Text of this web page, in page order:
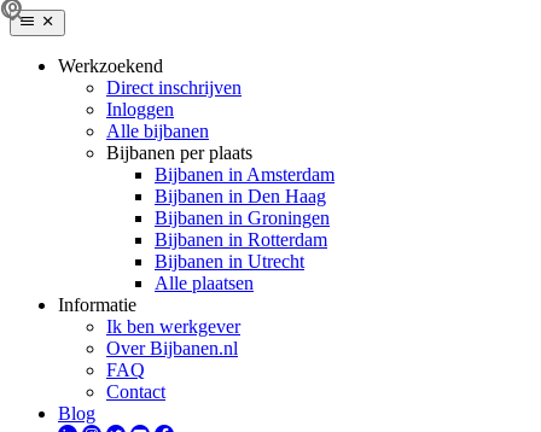
Werkzoekend
Direct inschrijven
Inloggen
Alle bijbanen
Bijbanen per plaats
Bijbanen in Amsterdam
Bijbanen in Den Haag
Bijbanen in Groningen
Bijbanen in Rotterdam
Bijbanen in Utrecht
Alle plaatsen
Informatie
Ik ben werkgever
Over Bijbanen.nl
FAQ
Contact
Blog